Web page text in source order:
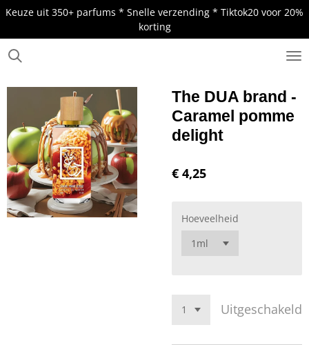
Ga
naar
de
Keuze uit 350+ parfums * Snelle verzending * Tiktok20 voor 20%
korting
The DUA brand -
Caramel pomme
delight
€ 4,25
Hoeveelheid
Uitgeschakeld